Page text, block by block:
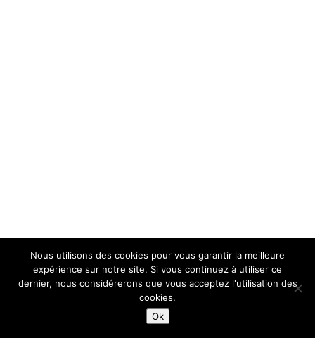
Nous utilisons des cookies pour vous garantir la meilleure
expérience sur notre site. Si vous continuez à utiliser ce
dernier, nous considérerons que vous acceptez l'utilisation des
cookies.
Ok